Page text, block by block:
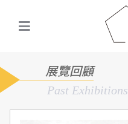
展覽回顧
Past Exhibitions